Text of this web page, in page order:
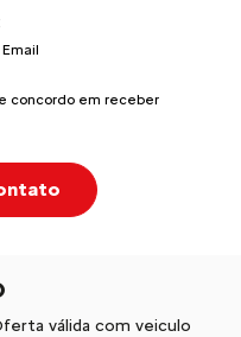
Email
e concordo em receber
válida com veiculo